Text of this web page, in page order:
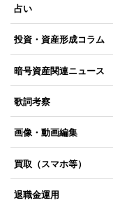
占い
投資・資産形成コラム
暗号資産関連ニュース
歌詞考察
画像・動画編集
買取（スマホ等）
退職金運用